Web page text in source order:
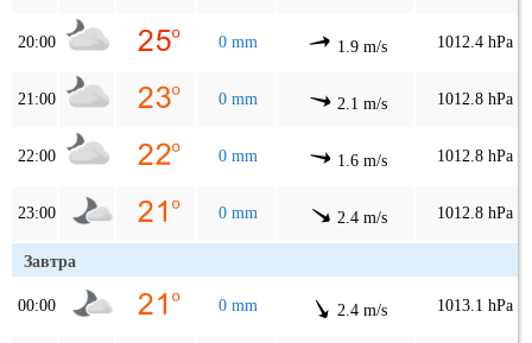
20:00 0 mm 1.9 m/s 1012.4 hPa
21:00 0 mm 2.1 m/s 1012.8 hPa
22:00 0 mm 1.6 m/s 1012.8 hPa
23:00 0 mm 2.4 m/s 1012.8 hPa
Завтра
00:00 0 mm 2.4 m/s 1013.1 hPa